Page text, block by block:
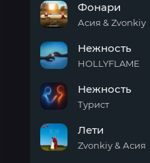
чем
я
пообещать
Фонари
Асия & Zvonkiy
Нежность
HOLLYFLAME
Нежность
Турист
Лети
Zvonkiy & Асия